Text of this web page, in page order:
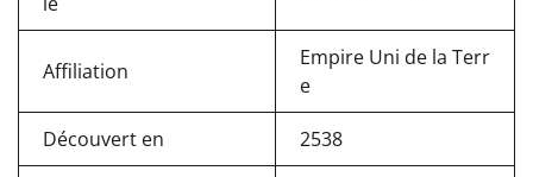
Affiliation
Empire Uni de la Terr
e
Découvert en 2538